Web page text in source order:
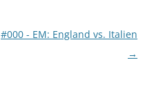
#000 - EM: England vs. Italien
→